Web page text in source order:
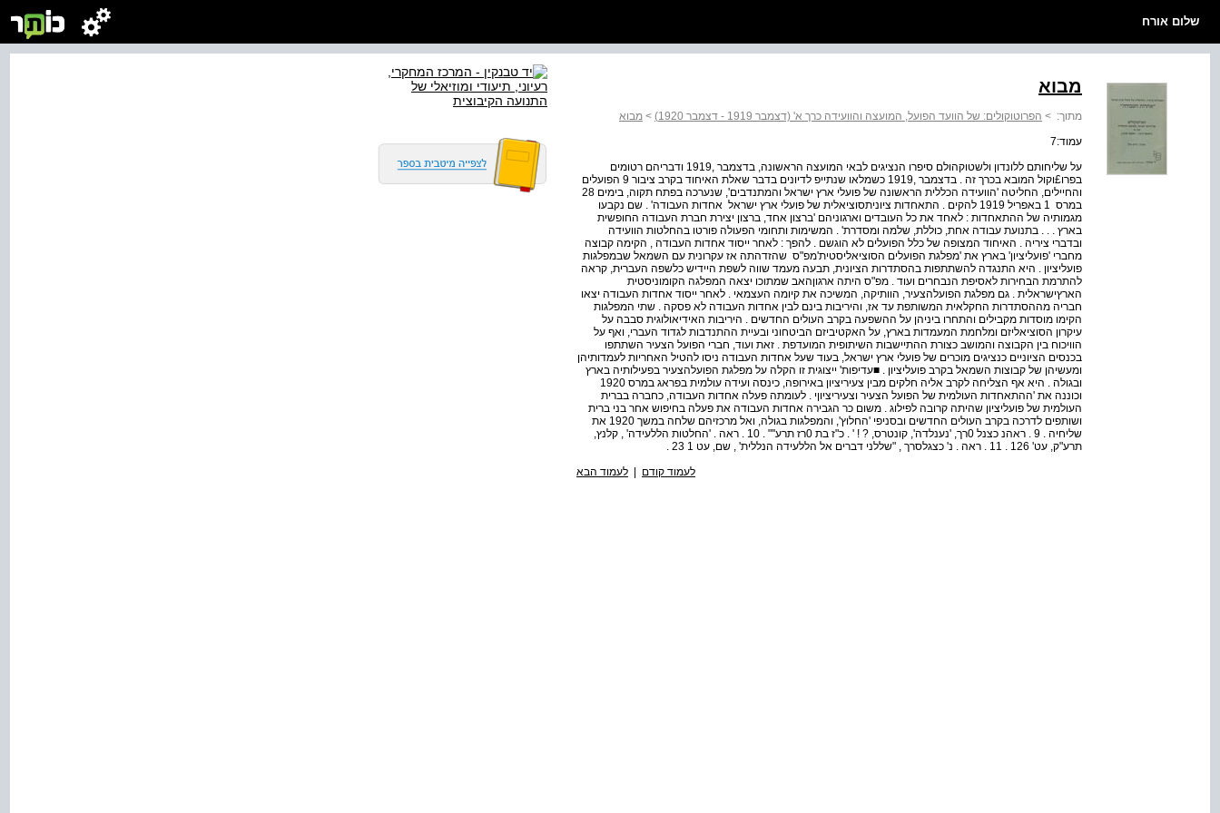
שלום אורח
מבוא
מתוך: > הפרוטוקולים: של הוועד הפועל, המועצה והוועידה כרך א' (דצמבר 1919 - דצמבר 1920) > מבוא
עמוד:7
על שליחותם ללונדון ולשטוקהולם סיפרו הנציגים לבאי המועצה הראשונה, בדצמבר ,1919 ודבריהם רטומים
בפרו£וקול המובא בכרך זה . בדצמבר ,1919 כשמלאו שנתייפ לדיונים בדבר שאלת האיחוד בקרב ציבור 9 הפועלים
והחיילים, החליטה 'הוועידה הכללית הראשונה של פועלי ארץ ישראל והמתנדבים', שנערכה בפתח תקוה, בימים 28
במרס ­ 1 באפריל 1919 להקים . התאחדות ציונית­סוציאלית של פועלי ארץ ישראל ­ אחדות העבודה' . שם נקבעו
מגמותיה של ההתאחדות : לאחד את כל העובדים וארגוניהם 'ברצון אחד, ברצון יצירת חברת העבודה החופשית
בארץ . . . בתנועת עבודה אחת, כוללת, שלמה ומסדרת' . המשימות ותחומי הפעולה פורטו בהחלטות הוועידה
ובדברי ציריה . האיחוד המצופה של כלל הפועלים לא הוגשם . להפך : לאחר ייסוד אחדות העבודה , הקימה קבוצה
מחברי 'פועלי­ציון' בארץ את 'מפלגת הפועלים הסוציאליסטית'­מפ"ס ­ שהזדהתה אז עקרונית עם השמאל שבמפלגות
פועלי­ציון . היא התנגדה להשתתפות בהסתדרות הציונית, תבעה מעמד שווה לשפת היידיש כלשפה העברית, קראה
להתרמת הבחירות לאסיפת הנבחרים ועוד . מפ"ס היתה ארגון­האב שמתוכו יצאה המפלגה הקומוניסטית
הארץ­ישראלית . גם מפלגת הפועל­הצעיר, הוותיקה, המשיכה את קיומה העצמאי . לאחר ייסוד אחדות העבודה יצאו
חבריה מההסתדרות החקלאית המשותפת עד אז, והיריבות בינם לבין אחדות העבודה לא פסקה . שתי המפלגות
הקימו מוסדות מקבילים והתחרו ביניהן על ההשפעה בקרב העולים החדשים . היריבות האידיאולוגית סבבה על
עיקרון הסוציאליזם ומלחמת המעמדות בארץ, על האקטיביזם הביטחוני ובעיית ההתנדבות לגדוד העברי, ואף על
הוויכוח בין הקבוצה והמושב כצורת ההתיישבות השיתופית המועדפת . זאת ועוד, חברי הפועל הצעיר השתתפו
בכנסים הציוניים כנציגים מוכרים של פועלי ארץ ישראל, בעוד שעל אחדות העבודה ניסו להטיל האחריות לעמדותיהן
ומעשיהן של קבוצות השמאל בקרב פועלי­ציון . ■עדיפות' ייצוגית זו הקלה על מפלגת הפועל­הצעיר בפעילותיה בארץ
ובגולה . היא אף הצליחה לקרב אליה חלקים מבין צעירי­ציון באירופה, כינסה ועידה עולמית בפראג במרס 1920
וכוננה את 'ההתאחדות העולמית של הפועל הצעיר וצעירי­ציוןי . לעומתה פעלה אחדות העבודה, כחברה בברית
העולמית של פועלי­ציון שהיתה קרובה לפילוג . משום כר הגבירה אחדות העבודה את פעלה בחיפוש אחר בני ברית
ושותפים לדרכה בקרב העולים החדשים ובסניפי 'החלוץ', והמפלגות בגולה, ואל מרכזיהם שלחה במשך 1920 את
שליחיה . 9 . ראה­­נ­ כצנל 0רך, 'נענלדה', קונטרס, ? ! ' . כ"ז בת 0רז תרע''" . 10 . ראה . 'החלטות הללעידה' , קלנץ,
תרע"ק, עט' 126 . 11 . ראה . נ' כצגלסרך , "שללני דברים אל הללעידה הנללית' , שם, עט 1 23 .
לעמוד קודם | לעמוד הבא